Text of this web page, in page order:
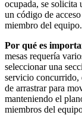
PDV
PDV
PDV de
Facturas
Pedidos
Sitios
ocupada, se solicita
un código de
miembro del equipo.
Por qué es
mesas requería
seleccionar una
servicio concurrido,
de arrastrar para
manteniendo el
miembros del